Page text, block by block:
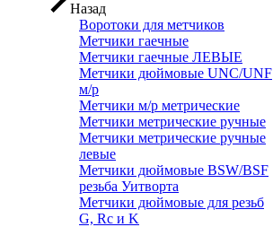
Назад
Воротоки для метчиков
Метчики гаечные
Метчики гаечные ЛЕВЫЕ
Метчики дюймовые UNC/UNF
м/р
Метчики м/р метрические
Метчики метрические ручные
Метчики метрические ручные
левые
Метчики дюймовые BSW/BSF
резьба Уитворта
Метчики дюймовые для резьб
G, Rc и K